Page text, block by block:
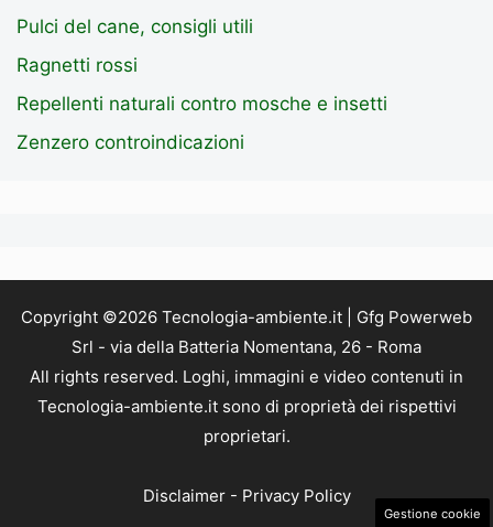
Pulci del cane, consigli utili
Ragnetti rossi
Repellenti naturali contro mosche e insetti
Zenzero controindicazioni
Copyright ©2026 Tecnologia-ambiente.it | Gfg Powerweb
Srl - via della Batteria Nomentana, 26 - Roma
All rights reserved. Loghi, immagini e video contenuti in
Tecnologia-ambiente.it sono di proprietà dei rispettivi
proprietari.
Disclaimer- Privacy Policy
Gestione cookie